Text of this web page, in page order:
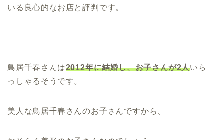
いる良心的なお店と評判です。
鳥居千春さんは2012年に結婚し、お子さんが2人いら
っしゃるそうです。
美人な鳥居千春さんのお子さんですから、